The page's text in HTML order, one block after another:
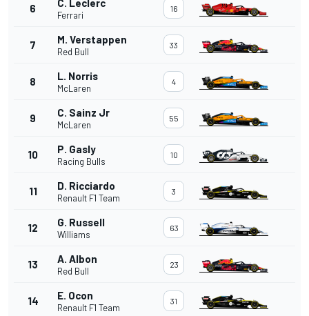
6 C. Leclerc
Ferrari
16
7 M. Verstappen
Red Bull
33
8 L. Norris
McLaren
4
9 C. Sainz Jr
McLaren
55
10 P. Gasly
Racing Bulls
10
11 D. Ricciardo
Renault F1 Team
3
12 G. Russell
Williams
63
13 A. Albon
Red Bull
23
14 E. Ocon
Renault F1 Team
31